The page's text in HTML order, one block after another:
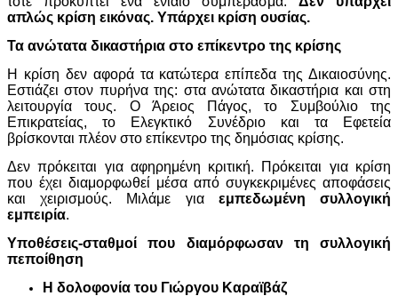
απλώς κρίση εικόνας. Υπάρχει κρίση ουσίας.
Τα ανώτατα δικαστήρια στο επίκεντρο της κρίσης
Η κρίση δεν αφορά τα κατώτερα επίπεδα της Δικαιοσύνης.
Εστιάζει στον πυρήνα της: στα ανώτατα δικαστήρια και στη
λειτουργία τους. Ο Άρειος Πάγος, το Συμβούλιο της
Επικρατείας, το Ελεγκτικό Συνέδριο και τα Εφετεία
βρίσκονται πλέον στο επίκεντρο της δημόσιας κρίσης.
Δεν πρόκειται για αφηρημένη κριτική. Πρόκειται για κρίση
που έχει διαμορφωθεί μέσα από συγκεκριμένες αποφάσεις
και χειρισμούς. Μιλάμε για εμπεδωμένη συλλογική
εμπειρία.
Υποθέσεις-σταθμοί που διαμόρφωσαν τη συλλογική
πεποίθηση
Η δολοφονία του Γιώργου Καραϊβάζ